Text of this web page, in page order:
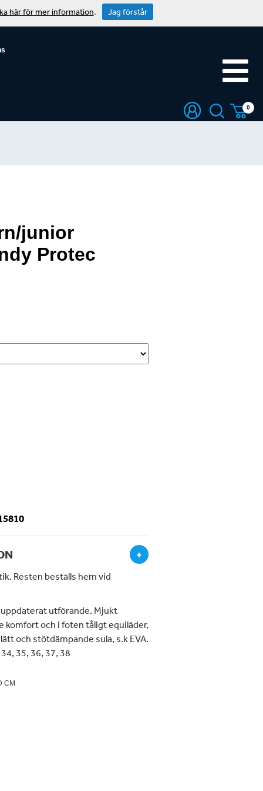
0
junior
Protec
+
Resten beställs hem vid
utförande. Mjukt
och i foten tåligt equiläder,
och stötdämpande sula, s.k EVA.
35, 36, 37, 38
CM
här för mer information. Jag förstår